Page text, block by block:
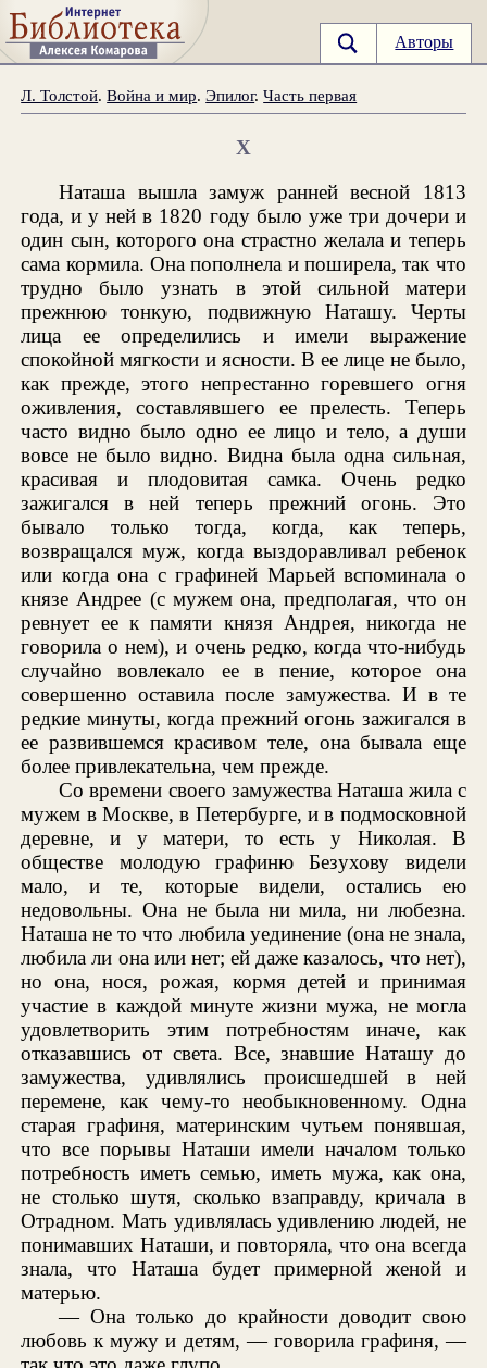
Авторы
Л. Толстой.Война и мир.Эпилог.Часть первая
X
Наташа вышла замуж ранней весной 1813
года, и у ней в 1820 году было уже три дочери и
один сын, которого она страстно желала и теперь
сама кормила. Она пополнела и поширела, так что
трудно было узнать в этой сильной матери
прежнюю тонкую, подвижную Наташу. Черты
лица ее определились и имели выражение
спокойной мягкости и ясности. В ее лице не было,
как прежде, этого непрестанно горевшего огня
оживления, составлявшего ее прелесть. Теперь
часто видно было одно ее лицо и тело, а души
вовсе не было видно. Видна была одна сильная,
красивая и плодовитая самка. Очень редко
зажигался в ней теперь прежний огонь. Это
бывало только тогда, когда, как теперь,
возвращался муж, когда выздоравливал ребенок
или когда она с графиней Марьей вспоминала о
князе Андрее (с мужем она, предполагая, что он
ревнует ее к памяти князя Андрея, никогда не
говорила о нем), и очень редко, когда что-нибудь
случайно вовлекало ее в пение, которое она
совершенно оставила после замужества. И в те
редкие минуты, когда прежний огонь зажигался в
ее развившемся красивом теле, она бывала еще
более привлекательна, чем прежде.
Со времени своего замужества Наташа жила с
мужем в Москве, в Петербурге, и в подмосковной
деревне, и у матери, то есть у Николая. В
обществе молодую графиню Безухову видели
мало, и те, которые видели, остались ею
недовольны. Она не была ни мила, ни любезна.
Наташа не то что любила уединение (она не знала,
любила ли она или нет; ей даже казалось, что нет),
но она, нося, рожая, кормя детей и принимая
участие в каждой минуте жизни мужа, не могла
удовлетворить этим потребностям иначе, как
отказавшись от света. Все, знавшие Наташу до
замужества, удивлялись происшедшей в ней
перемене, как чему-то необыкновенному. Одна
старая графиня, материнским чутьем понявшая,
что все порывы Наташи имели началом только
потребность иметь семью, иметь мужа, как она,
не столько шутя, сколько взаправду, кричала в
Отрадном. Мать удивлялась удивлению людей, не
понимавших Наташи, и повторяла, что она всегда
знала, что Наташа будет примерной женой и
матерью.
— Она только до крайности доводит свою
любовь к мужу и детям, — говорила графиня, —